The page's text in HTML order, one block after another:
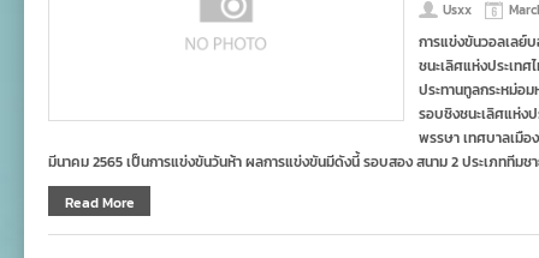
Usxx
การแข่งขันวอลเลย์บ
ชนะเลิศแห่งประเทศ
ประทานทูลกระหม่
รอบชิงชนะเลิศแห่ง
พรรษา เทศบาลเมือ
มีนาคม 2565 เป็นการแข่งขันวันห้า ผลการแข่งขันมีดังนี้ รอบสอง สนาม 2 ประเภททีมช
Read More